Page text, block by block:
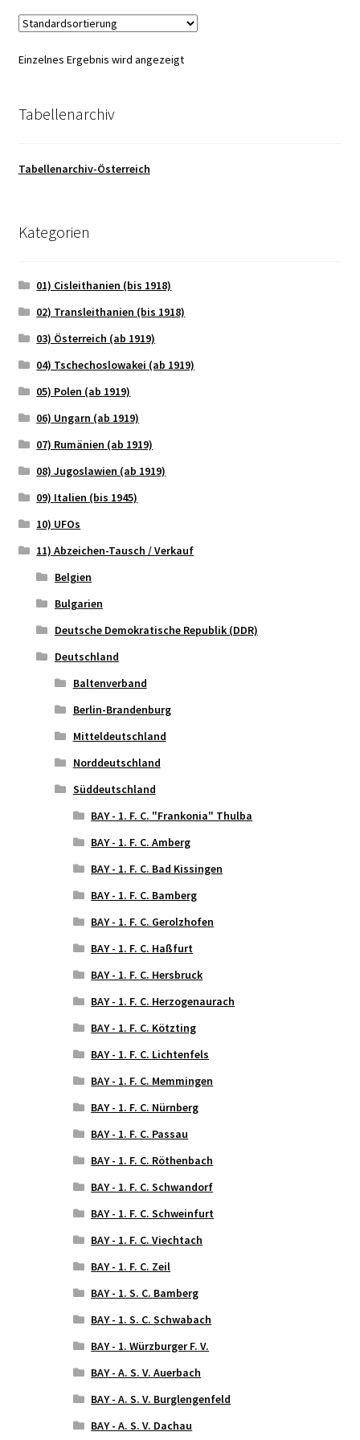
Einzelnes Ergebnis wird angezeigt
Tabellenarchiv
Tabellenarchiv-Österreich
Kategorien
01) Cisleithanien (bis 1918)
02) Transleithanien (bis 1918)
03) Österreich (ab 1919)
04) Tschechoslowakei (ab 1919)
05) Polen (ab 1919)
06) Ungarn (ab 1919)
07) Rumänien (ab 1919)
08) Jugoslawien (ab 1919)
09) Italien (bis 1945)
10) UFOs
11) Abzeichen-Tausch / Verkauf
Belgien
Bulgarien
Deutsche Demokratische Republik (DDR)
Deutschland
Baltenverband
Berlin-Brandenburg
Mitteldeutschland
Norddeutschland
Süddeutschland
BAY - 1. F. C. "Frankonia" Thulba
BAY - 1. F. C. Amberg
BAY - 1. F. C. Bad Kissingen
BAY - 1. F. C. Bamberg
BAY - 1. F. C. Gerolzhofen
BAY - 1. F. C. Haßfurt
BAY - 1. F. C. Hersbruck
BAY - 1. F. C. Herzogenaurach
BAY - 1. F. C. Kötzting
BAY - 1. F. C. Lichtenfels
BAY - 1. F. C. Memmingen
BAY - 1. F. C. Nürnberg
BAY - 1. F. C. Passau
BAY - 1. F. C. Röthenbach
BAY - 1. F. C. Schwandorf
BAY - 1. F. C. Schweinfurt
BAY - 1. F. C. Viechtach
BAY - 1. F. C. Zeil
BAY - 1. S. C. Bamberg
BAY - 1. S. C. Schwabach
BAY - 1. Würzburger F. V.
BAY - A. S. V. Auerbach
BAY - A. S. V. Burglengenfeld
BAY - A. S. V. Dachau